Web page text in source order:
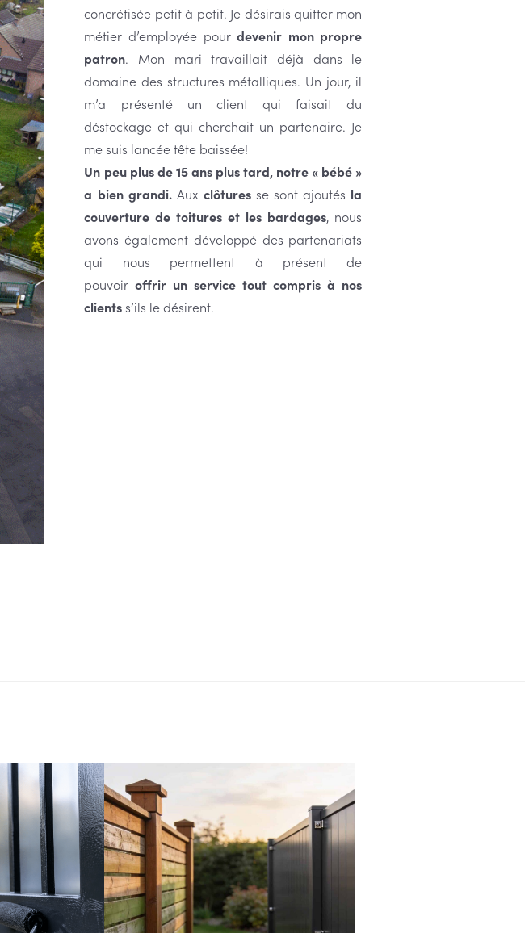
concrétisée petit à petit. Je désirais quitter mon
métier d’employée pourdevenir mon propre
patron. Mon mari travaillait déjà dans le
domaine des structures métalliques. Un jour, il
m’a présenté un client qui faisait du
déstockage et qui cherchait un partenaire. Je
me suis lancée tête baissée!
Un peu plus de 15 ans plus tard, notre « bébé »
a bien grandi.Aux clôturesse sont ajoutés la
couverture de toitures et les bardages, nous
avons également développé des partenariats
qui nous permettent à présent de
pouvoir offrir un service tout compris à nos
clients s’ils le désirent.